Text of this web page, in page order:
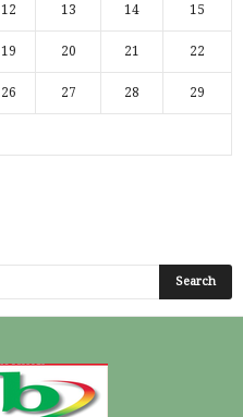
12 13 14 15
19 20 21 22
26 27 28 29